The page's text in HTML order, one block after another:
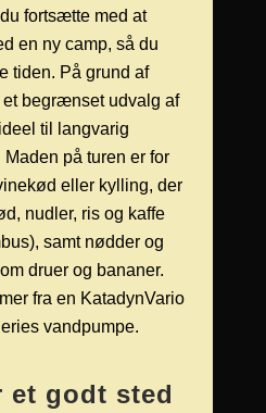
fortsætte med at
en ny camp, så du
tiden. På grund af
et begrænset udvalg af
til langvarig
på turen er for
eller kylling, der
nudler, ris og kaffe
samt nødder og
druer og bananer.
fra en KatadynVario
vandpumpe.
et godt sted